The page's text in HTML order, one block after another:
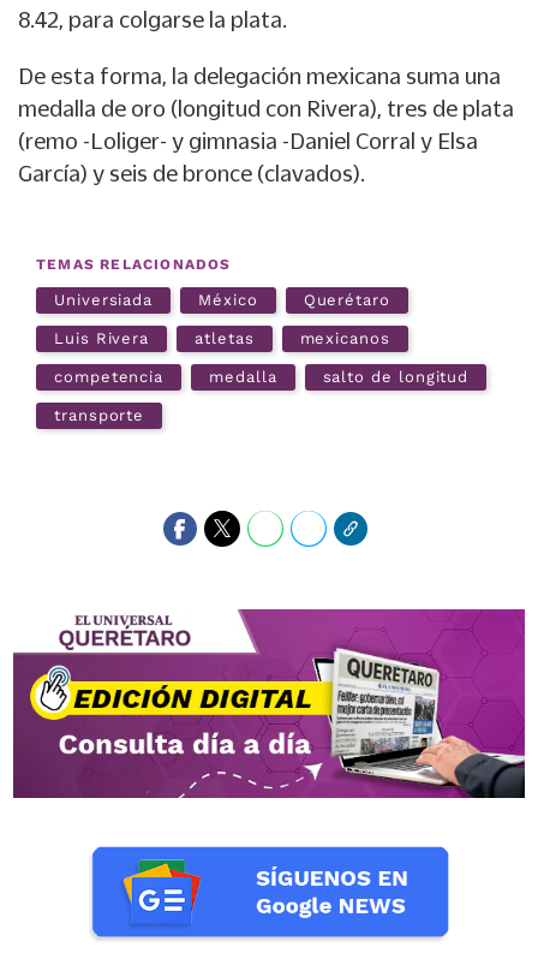
8.42, para colgarse la plata.
De esta forma, la delegación mexicana suma una
medalla de oro (longitud con Rivera), tres de plata
(remo -Loliger- y gimnasia -Daniel Corral y Elsa
García) y seis de bronce (clavados).
TEMAS RELACIONADOS
Universiada México Querétaro
Luis Rivera atletas mexicanos
competencia medalla salto de longitud
transporte